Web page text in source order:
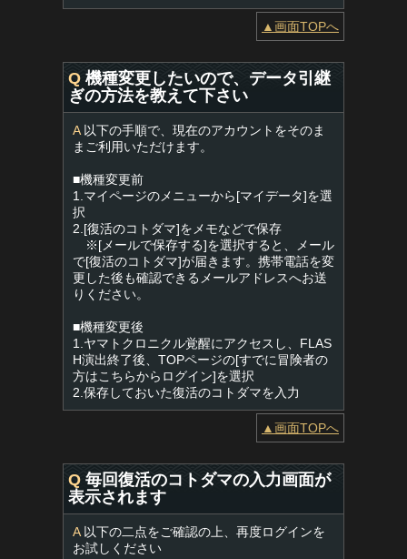
▲画面TOPへ
Q 機種変更したいので、データ引継
ぎの方法を教えて下さい
A以下の手順で、現在のアカウントをそのま
まご利用いただけます。
■機種変更前
1.マイページのメニューから[マイデータ]を選
択
2.[復活のコトダマ]をメモなどで保存
※[メールで保存する]を選択すると、メール
で[復活のコトダマ]が届きます。携帯電話を変
更した後も確認できるメールアドレスへお送
りください。
■機種変更後
1.ヤマトクロニクル覚醒にアクセスし、FLAS
H演出終了後、TOPページの[すでに冒険者の
方はこちらからログイン]を選択
2.保存しておいた復活のコトダマを入力
▲画面TOPへ
Q 毎回復活のコトダマの入力画面が
表示されます
A以下の二点をご確認の上、再度ログインを
お試しください